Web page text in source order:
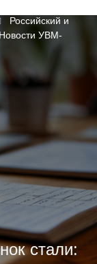
Российский и
УВМ-
стали: